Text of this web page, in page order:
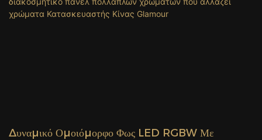
Δυναμικό Ομοιόμορφο Φως LED RGBW Με